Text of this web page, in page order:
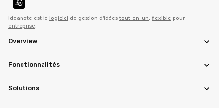
Ideanote est le logiciel de gestion d'idéestout-en-un, flexible pour
entreprise.
Overview
Fonctionnalités
Solutions